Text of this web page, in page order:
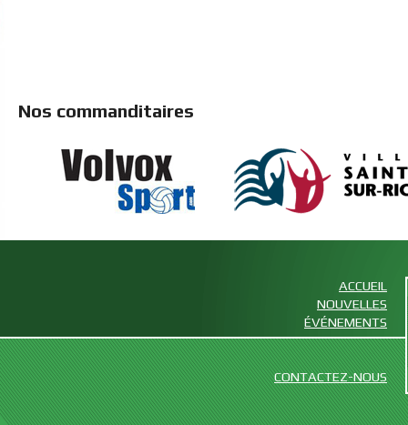
Nos commanditaires
ACCUEIL
NOUVELLES
ÉVÉNEMENTS
CONTACTEZ-NOUS